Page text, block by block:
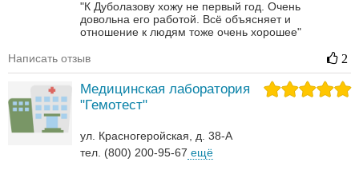
"К Дуболазову хожу не первый год. Очень
довольна его работой. Всё объясняет и
отношение к людям тоже очень хорошее"
Написать отзыв 2
Медицинская лаборатория
"Гемотест"
ул. Красногеройская, д. 38-А
тел. (800) 200-95-67 ещё